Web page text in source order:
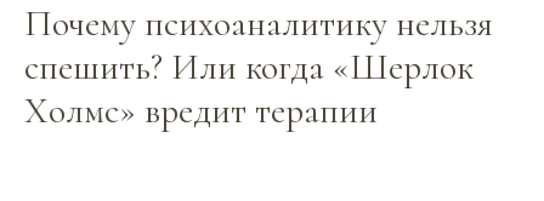
Почему психоаналитику нельзя
спешить? Или когда «Шерлок
Холмс» вредит терапии